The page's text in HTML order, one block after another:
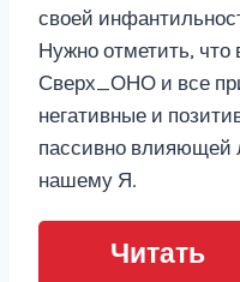
своей
Нужно отметить,
Сверх_ОНО и все
негативные и
пассивно влияющей
нашему Я.
Читать